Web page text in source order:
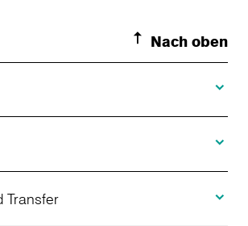
Nach oben
Transfer